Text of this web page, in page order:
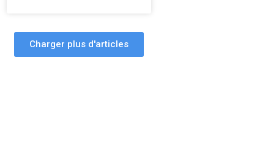
Charger plus d'articles